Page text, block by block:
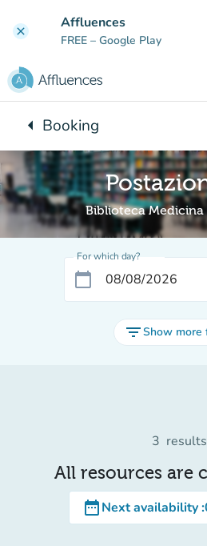
clear Affluences
FREE – Google Play
arrow_leftBack to:
Booking
Biblioteca Medicina
For which day?
calendar_today
filter_listShow more
3 results
All resources are
date_rangeNext availability: